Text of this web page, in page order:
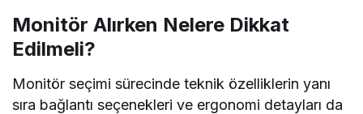
Monitör Alırken Nelere Dikkat
Edilmeli?
Monitör seçimi sürecinde teknik özelliklerin yanı
sıra bağlantı seçenekleri ve ergonomi detayları da